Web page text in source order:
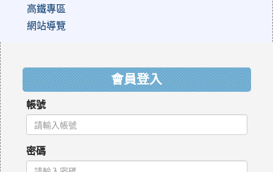
高鐵專區
網站導覽
會員登入
帳號
密碼